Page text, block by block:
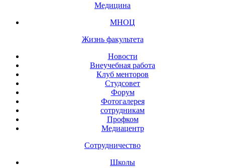
Медицина
МНОЦ
Жизнь факультета
Новости
Внеучебная работа
Клуб менторов
Студсовет
Форум
Фотогалерея
сотрудникам
Профком
Медиацентр
Сотрудничество
Школы